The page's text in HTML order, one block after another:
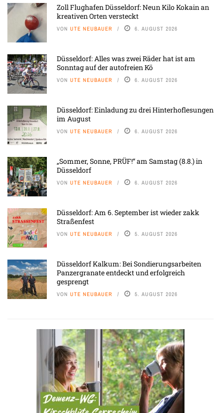
Zoll Flughafen Düsseldorf: Neun Kilo Kokain an
kreativen Orten versteckt
VON UTE NEUBAUER 6. AUGUST 2026
Düsseldorf: Alles was zwei Räder hat ist am
Sonntag auf der autofreien Kö
VON UTE NEUBAUER 6. AUGUST 2026
Düsseldorf: Einladung zu drei Hinterhoflesungen
im August
VON UTE NEUBAUER 6. AUGUST 2026
„Sommer, Sonne, PRÜF!“ am Samstag (8.8.) in
Düsseldorf
VON UTE NEUBAUER 6. AUGUST 2026
Düsseldorf: Am 6. September ist wieder zakk
Straßenfest
VON UTE NEUBAUER 5. AUGUST 2026
Düsseldorf Kalkum: Bei Sondierungsarbeiten
Panzergranate entdeckt und erfolgreich
gesprengt
VON UTE NEUBAUER 5. AUGUST 2026